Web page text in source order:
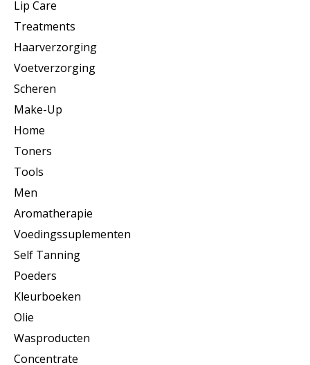
Lip Care
Treatments
Haarverzorging
Voetverzorging
Scheren
Make-Up
Home
Toners
Tools
Men
Aromatherapie
Voedingssuplementen
Self Tanning
Poeders
Kleurboeken
Olie
Wasproducten
Concentrate